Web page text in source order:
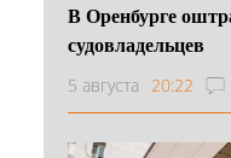
В Оренбурге
судовладельцев
5 августа 20:22